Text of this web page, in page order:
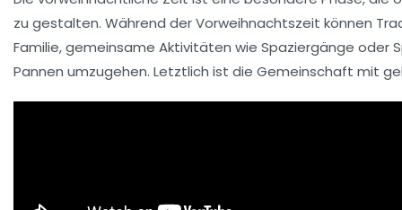
zu gestalten. Während der Vorweihnachtszeit können
Familie, gemeinsame Aktivitäten wie Spaziergänge oder
Pannen umzugehen. Letztlich ist die Gemeinschaft mit